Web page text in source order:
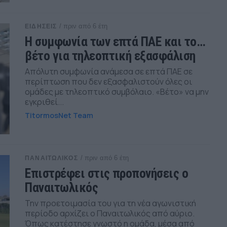
ΕΙΔΗΣΕΙΣ / πριν από 6 έτη
Η συμφωνία των επτά ΠΑΕ και το…
βέτο για τηλεοπτική εξασφάλιση
Απόλυτη συμφωνία ανάμεσα σε επτά ΠΑΕ σε
περίπτωση που δεν εξασφαλιστούν όλες οι
ομάδες με τηλεοπτικό συμβόλαιο. «Βέτο» να μην
εγκριθεί...
TitormosNet Team
ΠΑΝΑΙΤΩΛΙΚΟΣ / πριν από 6 έτη
Επιστρέφει στις προπονήσεις ο
Παναιτωλικός
Την προετοιμασία του για τη νέα αγωνιστική
περίοδο αρχίζει ο Παναιτωλικός από αύριο.
Όπως κατέστησε γνωστό η ομάδα, μέσα από